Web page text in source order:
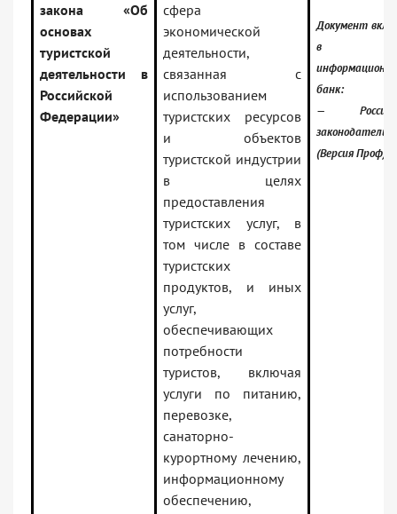
закона «Об
основах
туристской
деятельности в
Российской
Федерации»
сфера
экономической
деятельности,
связанная с
использованием
туристских ресурсов
и объектов
туристской индустрии
в целях
предоставления
туристских услуг, в
том числе в составе
туристских
продуктов, и иных
услуг,
обеспечивающих
потребности
туристов, включая
услуги по питанию,
перевозке,
санаторно-
курортному лечению,
информационному
обеспечению,
Документ
в
банк:
—
(Версия Проф)